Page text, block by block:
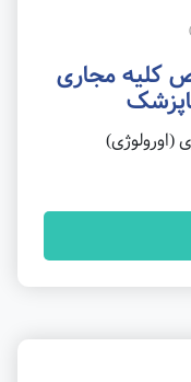
کلیه مجاری
(اورولوژی)